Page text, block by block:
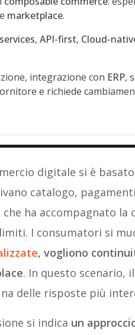
marketplace.
, API-first, Cloud-
integrazione con ERP,
e richiede
digitale si è
catalogo,
ha accompagnato la
I consumatori si
, vogliono
. In questo scenario, il
delle risposte più
si indica un